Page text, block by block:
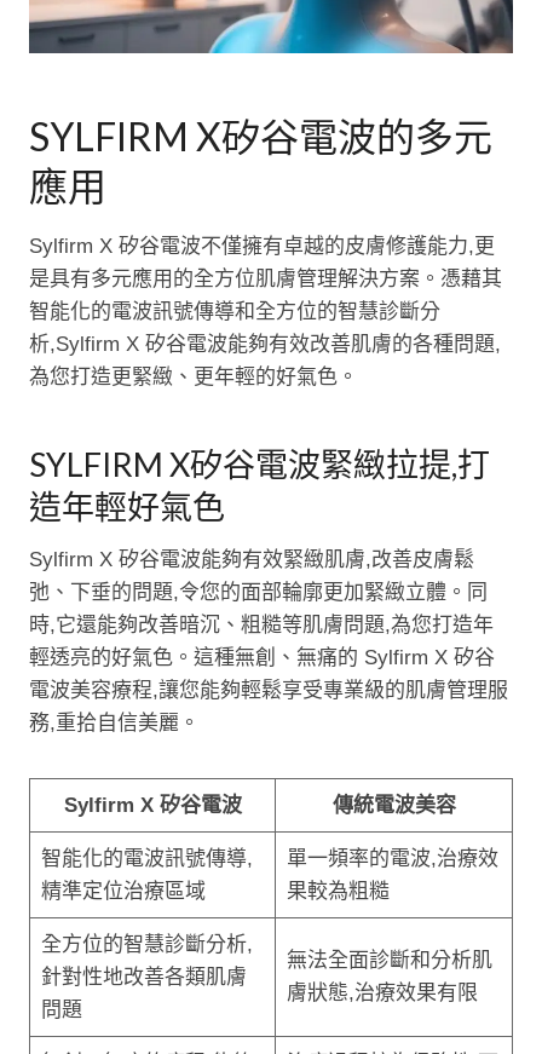
SYLFIRM X矽谷電波的多元
應用
Sylfirm X 矽谷電波不僅擁有卓越的皮膚修護能力,更
是具有多元應用的全方位肌膚管理解決方案。憑藉其
智能化的電波訊號傳導和全方位的智慧診斷分
析,Sylfirm X 矽谷電波能夠有效改善肌膚的各種問題,
為您打造更緊緻、更年輕的好氣色。
SYLFIRM X矽谷電波緊緻拉提,打
造年輕好氣色
Sylfirm X 矽谷電波能夠有效緊緻肌膚,改善皮膚鬆
弛、下垂的問題,令您的面部輪廓更加緊緻立體。同
時,它還能夠改善暗沉、粗糙等肌膚問題,為您打造年
輕透亮的好氣色。這種無創、無痛的 Sylfirm X 矽谷
電波美容療程,讓您能夠輕鬆享受專業級的肌膚管理服
務,重拾自信美麗。
Sylfirm X 矽谷電波 傳統電波美容
智能化的電波訊號傳導,
精準定位治療區域
單一頻率的電波,治療效
果較為粗糙
全方位的智慧診斷分析,
針對性地改善各類肌膚
問題
無法全面診斷和分析肌
膚狀態,治療效果有限